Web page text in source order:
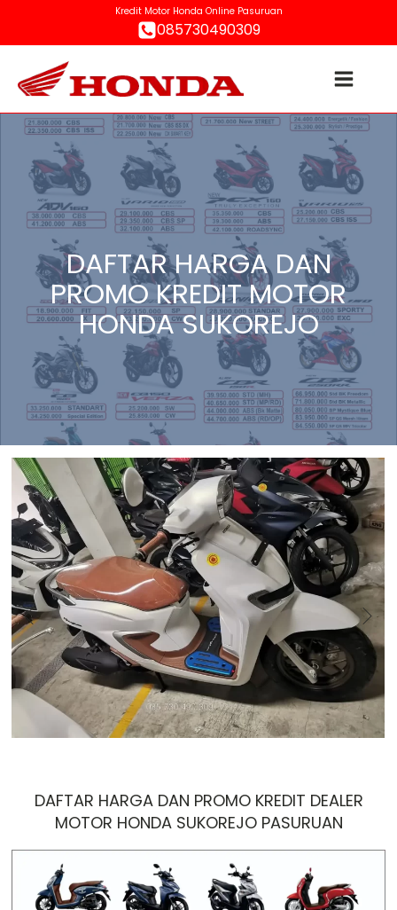
Kredit Motor Honda Online Pasuruan
085730490309
DAFTAR HARGA DAN
PROMO KREDIT MOTOR
HONDA SUKOREJO
DAFTAR HARGA DAN PROMO KREDIT DEALER
MOTOR HONDA SUKOREJO PASURUAN